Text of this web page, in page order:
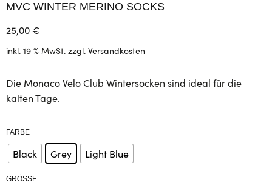
MVC WINTER MERINO SOCKS
25,00 €
inkl. 19 % MwSt. zzgl. Versandkosten
Die Monaco Velo Club Wintersocken sind ideal für die
kalten Tage.
FARBE
Black Grey Light Blue
GRÖSSE